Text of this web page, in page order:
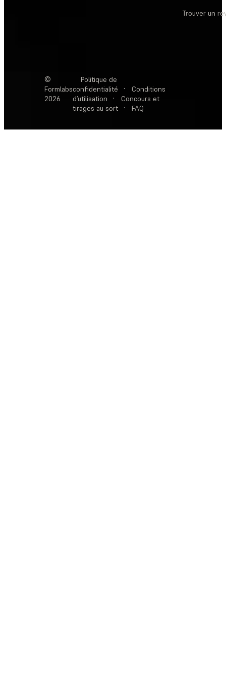
Trouver un
©
Formlabs
2026
Politique de
confidentialité
·
Conditions
d’utilisation
·
Concours et
tirages au sort
· FAQ